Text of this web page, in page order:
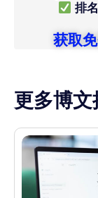
排
获取
更多博